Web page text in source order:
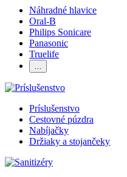
Náhradné hlavice
Oral-B
Philips Sonicare
Panasonic
Truelife
…
Príslušenstvo
Cestovné púzdra
Nabíjačky
Držiaky a stojančeky